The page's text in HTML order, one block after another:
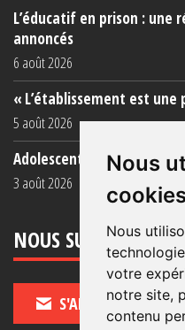
Nous
Nous
votre
notre site,
contenu
L’éducatif en prison :
annoncés
6 août 2026
« L’établissement est
5 août 2026
Adolescent·es
3 août 2026
NOUS SUIVRE
S'ABONNER